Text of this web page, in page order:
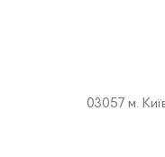
03057 м.